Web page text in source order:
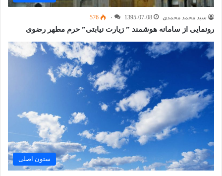
سید محمد محمدی 1395-07-08 ۰ 576
رونمایی از سامانه هوشمند ” زیارت نیابتی” حرم مطهر رضوی
ستون اصلی